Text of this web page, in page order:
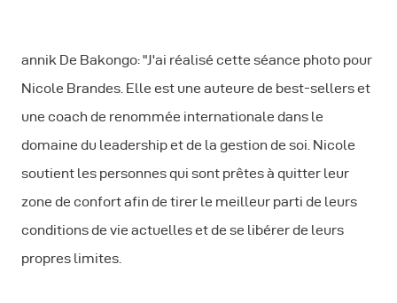
annik De Bakongo: "J'ai réalisé cette séance photo pour
Nicole Brandes. Elle est une auteure de best-sellers et
une coach de renommée internationale dans le
domaine du leadership et de la gestion de soi. Nicole
soutient les personnes qui sont prêtes à quitter leur
zone de confort afin de tirer le meilleur parti de leurs
conditions de vie actuelles et de se libérer de leurs
propres limites.